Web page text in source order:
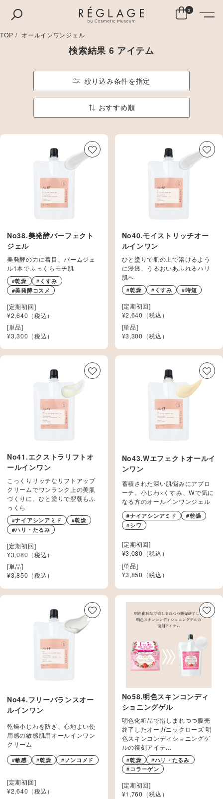
0
TOP オールインワンジェル
検索結果 6 アイテム
絞り込み条件を指定
おすすめ順
No38.美発酵パーフェクト
ジェル
美発酵の力に着目、バームジェ
ル1本でふっくらモチ肌
#乾燥
#くすみ
#美発酵コスメ
[定期初回]
¥2,640（税込）
[単品]
¥3,300 （税込）
No40.モイストリッチオー
ルインワン
ひと塗りで肌の上で溶けるよう
に浸透、うるおいあふれるハリ
肌へ
#乾燥 #くすみ #時短
[定期初回]
¥2,640（税込）
[単品]
¥3,300 （税込）
No41.エクストラリフトオ
ールインワン
こっくりリッチなリフトアップ
クリームでワンランク上の美肌
づくりに。ひと塗りで翌朝もふ
っくら
#ナイアシンアミド
#乾燥
#ハリ・たるみ
[定期初回]
¥3,080（税込）
[単品]
¥3,850 （税込）
No43.Wエフェクトオールイ
ンワン
蓄積された深い肌悩みにアプロ
ーチ。小じわ×くすみ、Wで気に
なる方のオールインワンジェル
#ナイアシンアミド
#乾燥
#シワ
[定期初回]
¥3,080（税込）
[単品]
¥3,850 （税込）
No44.フリーバランスオー
ルインワン
乾燥小じわを防ぎ、心地よい使
用感の敏感肌用オールインワン
クリーム
#敏感 #乾燥 #ノンコメド
[定期初回]
¥2,640（税込）
No58.明色スキンコンディ
ショニングゲル
明色化粧品で惜しまれつつ販売
終了したオーガニックローズ 明
色スキンコンディショニングゲ
ルの復刻アイテ...
#乾燥
#ハリ・たるみ
#コラーゲン
[定期初回]
¥1,760（税込）